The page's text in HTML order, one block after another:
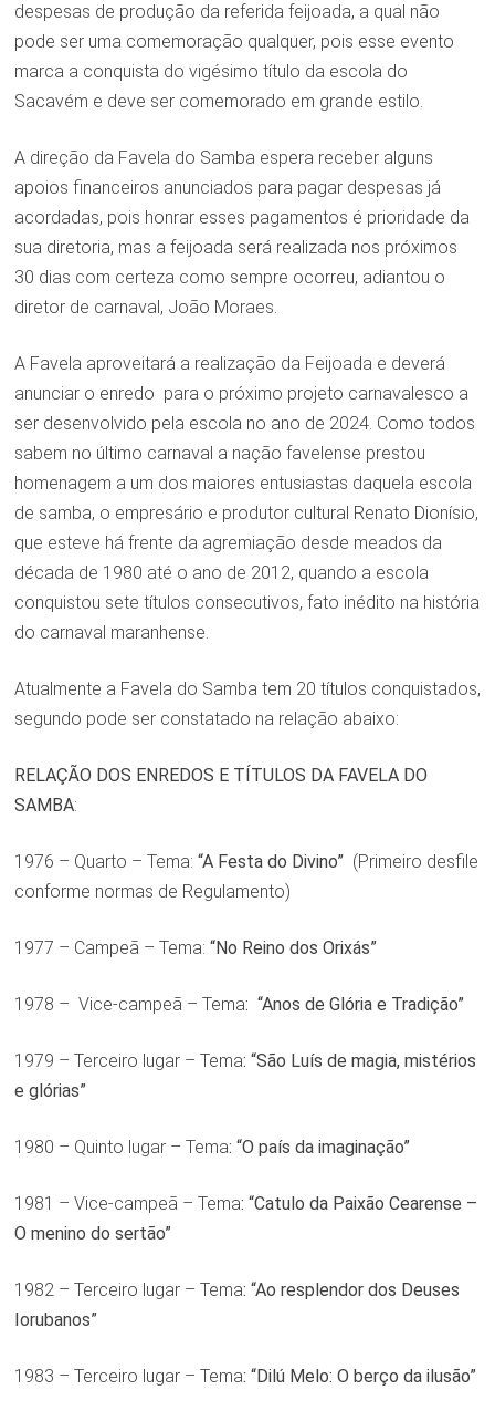
despesas de produção da referida feijoada, a qual não
pode ser uma comemoração qualquer, pois esse evento
marca a conquista do vigésimo título da escola do
Sacavém e deve ser comemorado em grande estilo.
A direção da Favela do Samba espera receber alguns
apoios financeiros anunciados para pagar despesas já
acordadas, pois honrar esses pagamentos é prioridade da
sua diretoria, mas a feijoada será realizada nos próximos
30 dias com certeza como sempre ocorreu, adiantou o
diretor de carnaval, João Moraes.
A Favela aproveitará a realização da Feijoada e deverá
anunciar o enredo para o próximo projeto carnavalesco a
ser desenvolvido pela escola no ano de 2024. Como todos
sabem no último carnaval a nação favelense prestou
homenagem a um dos maiores entusiastas daquela escola
de samba, o empresário e produtor cultural Renato Dionísio,
que esteve há frente da agremiação desde meados da
década de 1980 até o ano de 2012, quando a escola
conquistou sete títulos consecutivos, fato inédito na história
do carnaval maranhense.
Atualmente a Favela do Samba tem 20 títulos conquistados,
segundo pode ser constatado na relação abaixo:
RELAÇÃO DOS ENREDOS E TÍTULOS DA FAVELA DO
SAMBA:
1976 – Quarto – Tema: “A Festa do Divino”(Primeiro desfile
conforme normas de Regulamento)
1977 – Campeã – Tema: “No Reino dos Orixás”
1978 – Vice-campeã – Tema: “Anos de Glória e Tradição”
1979 – Terceiro lugar – Tema: “São Luís de magia, mistérios
e glórias”
1980 – Quinto lugar – Tema: “O país da imaginação”
1981 – Vice-campeã – Tema: “Catulo da Paixão Cearense –
O menino do sertão”
1982 – Terceiro lugar – Tema: “Ao resplendor dos Deuses
Iorubanos”
1983 – Terceiro lugar – Tema: “Dilú Melo: O berço da ilusão”